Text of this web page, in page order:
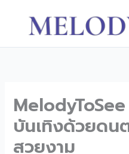
content
บันเทิงด้วยดน
สวยงาม